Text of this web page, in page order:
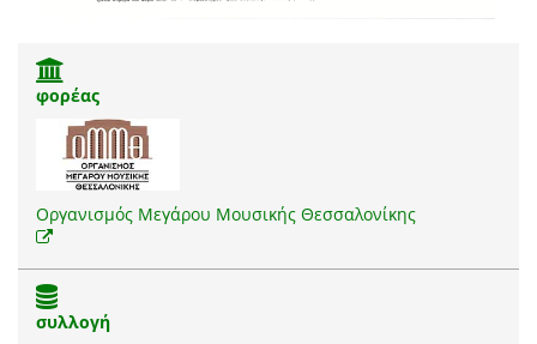
φορέας
Οργανισμός Μεγάρου Μουσικής Θεσσαλονίκης
συλλογή